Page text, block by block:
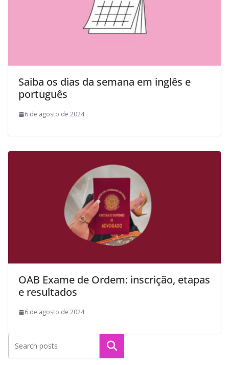
Saiba os dias da semana em inglês e
português
6 de agosto de 2024
OAB Exame de Ordem: inscrição, etapas
e resultados
6 de agosto de 2024
Pesquisar